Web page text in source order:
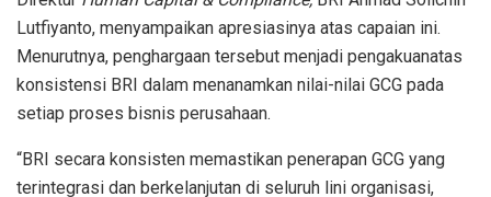
Lutfiyanto, menyampaikan apresiasinya atas capaian ini.
Menurutnya, penghargaan tersebut menjadi pengakuanatas
konsistensi BRI dalam menanamkan nilai-nilai GCG pada
setiap proses bisnis perusahaan.
“BRI secara konsisten memastikan penerapan GCG yang
terintegrasi dan berkelanjutan di seluruh lini organisasi,